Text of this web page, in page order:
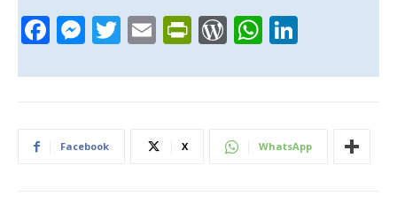
F
c
b
M
ss
n
T
tt
E
ail
Pr
tF
W
d
e
W
at
A
k
dI
Facebook X WhatsApp